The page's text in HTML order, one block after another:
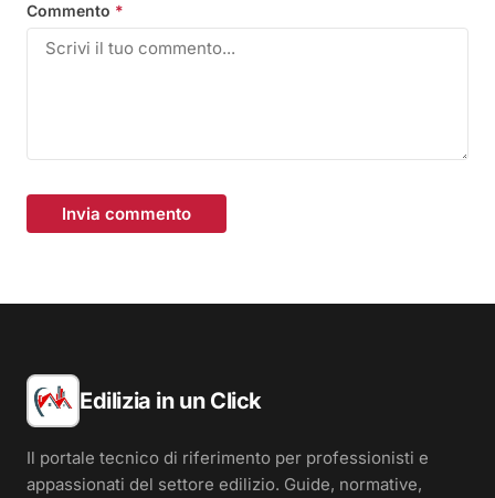
Commento *
Invia commento
Edilizia in un Click
Il portale tecnico di riferimento per professionisti e
appassionati del settore edilizio. Guide, normative,